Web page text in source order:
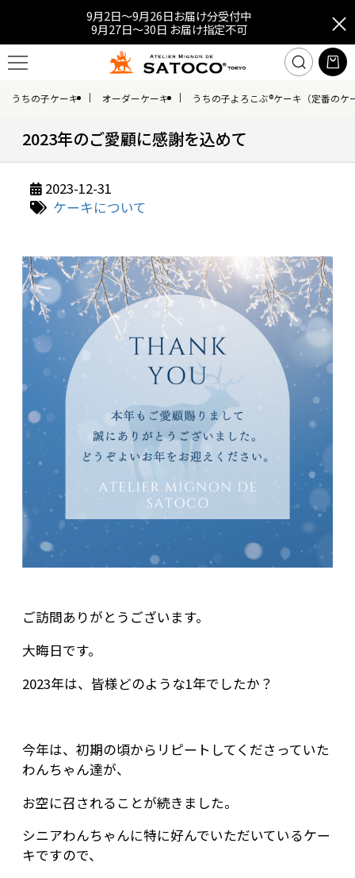
9月2日～9月26日お届け分受付中
9月27日～30日 お届け指定不可
うちの子ケーキ オーダーケーキ うちの子よろこぶ®ケーキ（定番のケ
2023年のご愛顧に感謝を込めて
2023-12-31
ケーキについて
ご訪問ありがとうございます。
大晦日です。
2023年は、皆様どのような1年でしたか？
今年は、初期の頃からリピートしてくださっていた
わんちゃん達が、
お空に召されることが続きました。
シニアわんちゃんに特に好んでいただいているケー
キですので、